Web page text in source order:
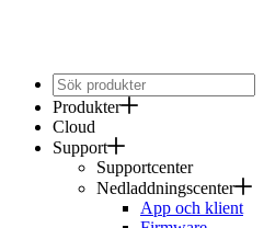
Produkter
Cloud
Support
Supportcenter
Nedladdningscenter
App och klient